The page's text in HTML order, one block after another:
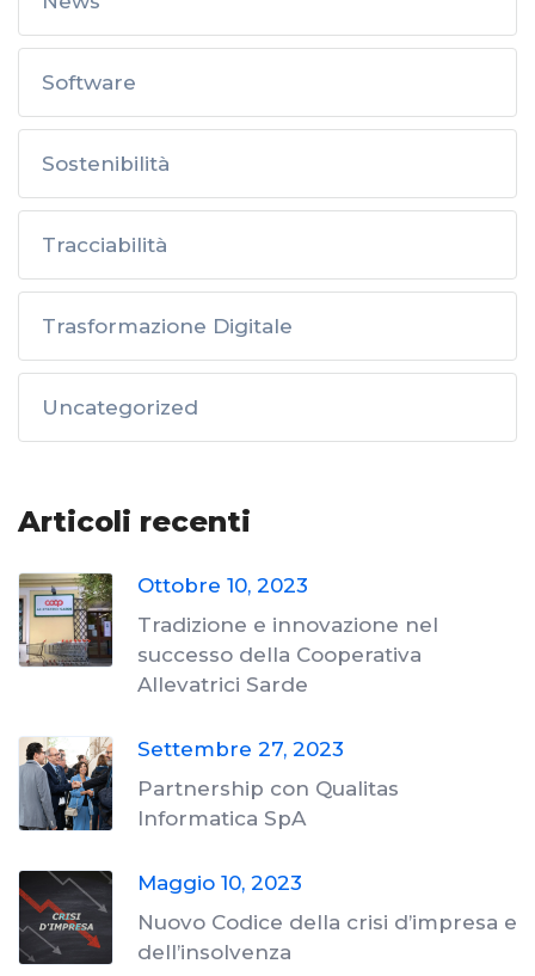
Software
Sostenibilità
Tracciabilità
Trasformazione Digitale
Uncategorized
Articoli recenti
Ottobre 10, 2023
Tradizione e innovazione nel
successo della Cooperativa
Allevatrici Sarde
Settembre 27, 2023
Partnership con Qualitas
Informatica SpA
Maggio 10, 2023
Nuovo Codice della crisi d’impresa e
dell’insolvenza